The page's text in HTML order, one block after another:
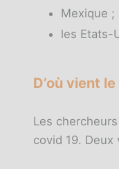
Mexique ;
les Etats-
D’où vient
Les
covid 19.